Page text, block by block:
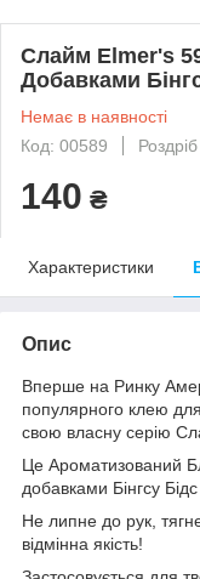
Слайм Elmer's
Добавками
Немає в наявності
Код: 00589
Роздріб
140 ₴
Характеристики
Опис
Вперше на Ринку
популярного клею
свою власну серію
Це Ароматизований
добавками Бінгсу
Не липне до рук,
відмінна якість!